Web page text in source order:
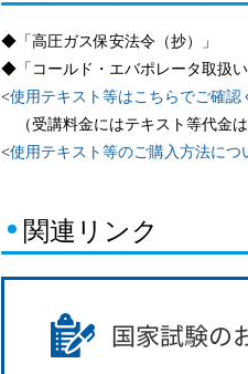
◆「高圧ガス保安法令（抄）」
◆「コールド・エバポレータ取扱い
<使用テキスト等はこちらでご確認
（受講料金にはテキスト等代金は
<使用テキスト等のご購入方法につ
関連リンク